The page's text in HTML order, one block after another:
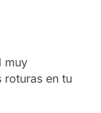
muy
roturas en tu